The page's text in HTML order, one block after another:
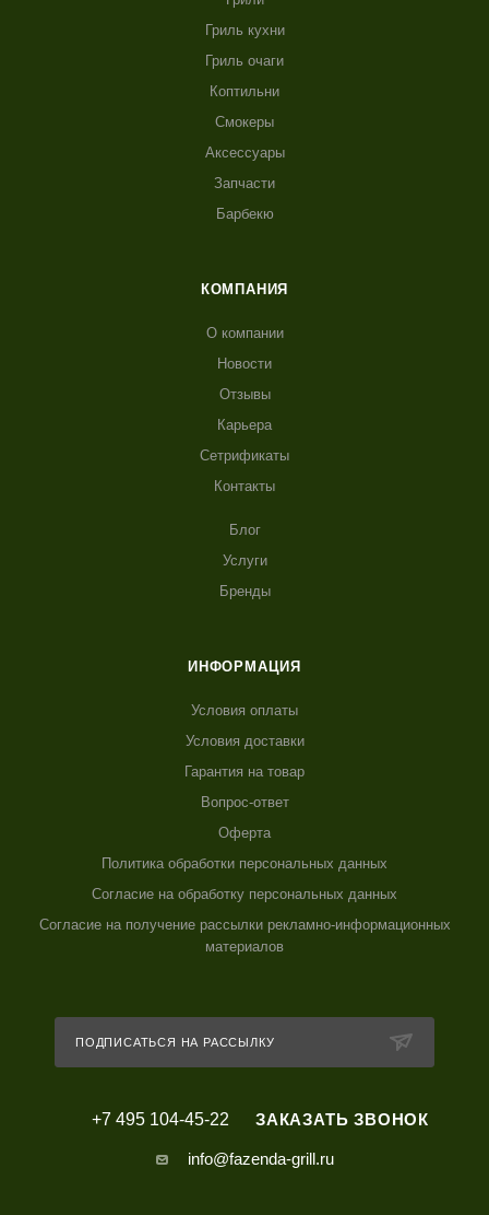
Гриль кухни
Гриль очаги
Коптильни
Смокеры
Аксессуары
Запчасти
Барбекю
КОМПАНИЯ
О компании
Новости
Отзывы
Карьера
Сетрификаты
Контакты
Блог
Услуги
Бренды
ИНФОРМАЦИЯ
Условия оплаты
Условия доставки
Гарантия на товар
Вопрос-ответ
Оферта
Политика обработки персональных данных
Согласие на обработку персональных данных
Согласие на получение рассылки рекламно-информационных
материалов
ПОДПИСАТЬСЯ НА РАССЫЛКУ
+7 495 104-45-22 ЗАКАЗАТЬ ЗВОНОК
info@fazenda-grill.ru